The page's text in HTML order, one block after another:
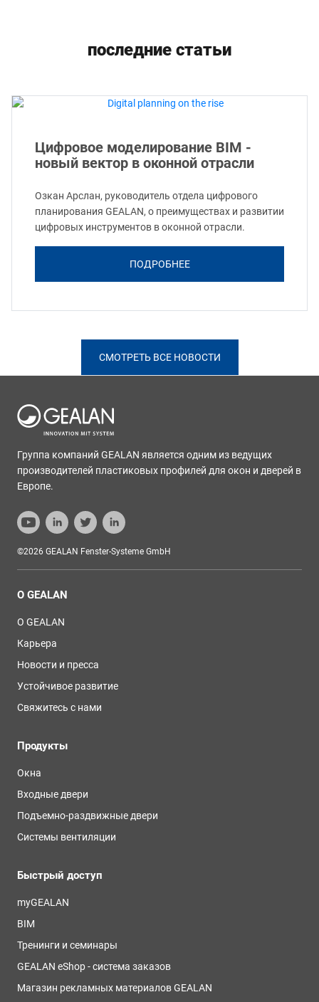
последние статьи
Цифровое моделирование BIM -
новый вектор в оконной отрасли
Озкан Арслан, руководитель отдела цифрового
планирования GEALAN, о преимуществах и развитии
цифровых инструментов в оконной отрасли.
ПОДРОБНЕЕ
СМОТРЕТЬ ВСЕ НОВОСТИ
Группа компаний GEALAN является одним из ведущих
производителей пластиковых профилей для окон и дверей в
Европе.
©2026 GEALAN Fenster-Systeme GmbH
О GEALAN
О GEALAN
Карьера
Новости и пресса
Устойчивое развитие
Свяжитесь с нами
Продукты
Окна
Входные двери
Подъемно-раздвижные двери
Системы вентиляции
Быстрый доступ
myGEALAN
BIM
Тренинги и семинары
GEALAN eShop - система заказов
Магазин рекламных материалов GEALAN